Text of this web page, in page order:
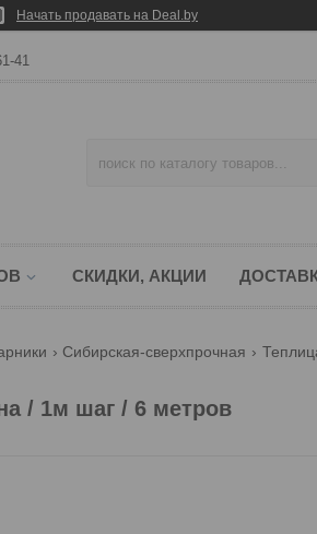
Начать продавать на Deal.by
41
СКИДКИ, АКЦИИ
Сибирская-сверхпрочная
/ 1м шаг / 6 метров